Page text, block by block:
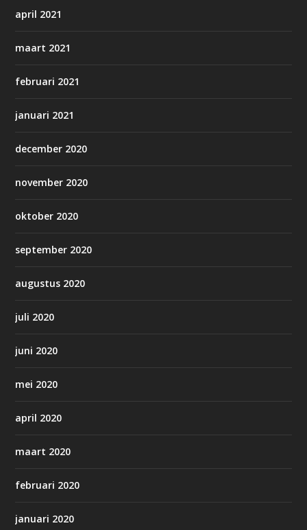
april 2021
maart 2021
februari 2021
januari 2021
december 2020
november 2020
oktober 2020
september 2020
augustus 2020
juli 2020
juni 2020
mei 2020
april 2020
maart 2020
februari 2020
januari 2020